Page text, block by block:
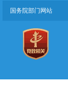
国务院部门网站